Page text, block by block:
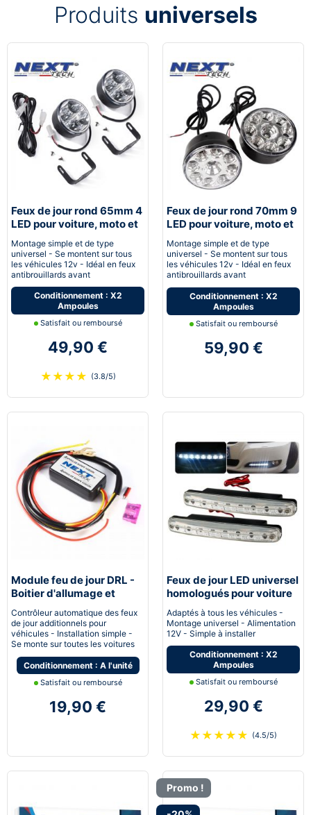
Produits universels
Feux de jour rond 65mm 4
LED pour voiture, moto et
Montage simple et de type
universel - Se montent sur tous
les véhicules 12v - Idéal en feux
antibrouillards avant
Conditionnement : X2
Ampoules
Satisfait ou remboursé
49,90 €
★ ★ ★ ★ (3.8/5)
Feux de jour rond 70mm 9
LED pour voiture, moto et
Montage simple et de type
universel - Se montent sur tous
les véhicules 12v - Idéal en feux
antibrouillards avant
Conditionnement : X2
Ampoules
Satisfait ou remboursé
59,90 €
Module feu de jour DRL -
Boitier d'allumage et
extinction automatique
pour feux de jour Led
Contrôleur automatique des feux
de jour additionnels pour
véhicules - Installation simple -
Se monte sur toutes les voitures
Conditionnement : A l'unité
Satisfait ou remboursé
19,90 €
Feux de jour LED universel
homologués pour voiture
moto quad
Adaptés à tous les véhicules -
Montage universel - Alimentation
12V - Simple à installer
Conditionnement : X2
Ampoules
Satisfait ou remboursé
29,90 €
★ ★ ★ ★ ★ (4.5/5)
Promo !